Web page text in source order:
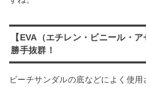
【EVA（エチレン・ビニール・
勝手抜群！
ビーチサンダルの底などによく使